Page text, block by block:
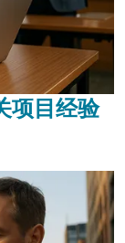
项目经验